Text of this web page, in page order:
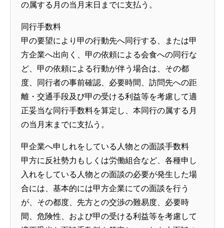
の属する月の当月末日までに支払う。
同行手数料
甲の要望により甲の行動先へ同行する、または甲
方企業へ出向く、甲の依頼による会食への同行な
ど、甲の依頼による行動が伴う場合は、その都
度、同行者の事前確認、必要時間、訪問先への距
離・交通手段及び甲の受ける利益等を考慮して適
正妥当な同行手数料を算定し、本同行の属する月
の当月末までに支払う。
甲企業へ申しれをしている人物との面談手数料
甲方に反社勢力もしくは労働組合など、各種申し
入れをしている人物との面談の必要が発生した場
合には、基本的には甲方企業にての面談を行う
が、その都度、先方との交渉の難易度、必要時
間、危険性、および甲の受ける利益等を考慮して